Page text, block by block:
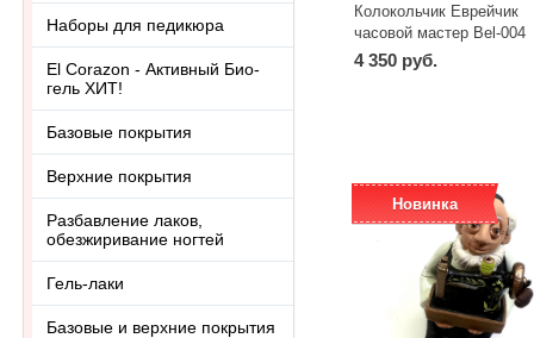
Колокольчик Еврейчик
часовой мастер Bel-004
4 350 руб.
Новинка
Наборы для педикюра
El Corazon - Активный Био-
гель ХИТ!
Базовые покрытия
Верхние покрытия
Разбавление лаков,
обезжиривание ногтей
Гель-лаки
Базовые и верхние покрытия